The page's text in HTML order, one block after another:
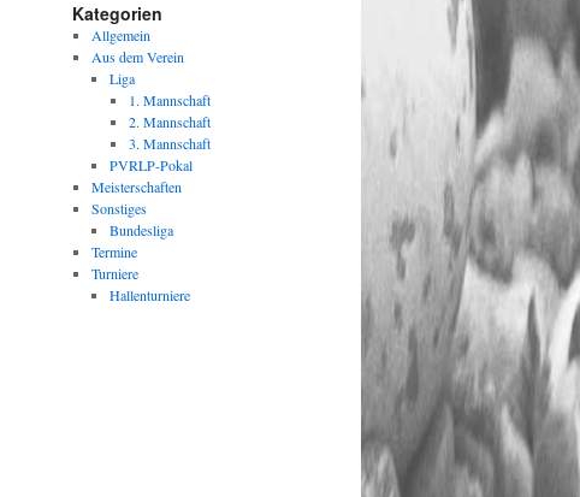
Kategorien
Allgemein
Aus dem Verein
Liga
1. Mannschaft
2. Mannschaft
3. Mannschaft
PVRLP-Pokal
Meisterschaften
Sonstiges
Bundesliga
Termine
Turniere
Hallenturniere